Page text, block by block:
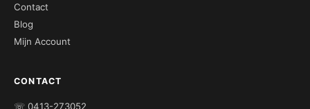
Contact
Blog
Mijn Account
CONTACT
☏ 0413-273052